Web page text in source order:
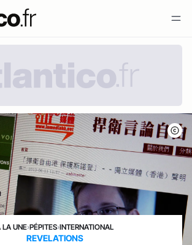
LA UNE›PÉPITES›INTERNATIONAL
REVELATIONS